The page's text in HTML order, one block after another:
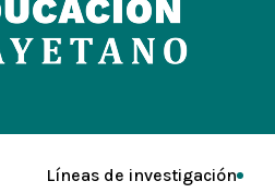
Líneas de investigación